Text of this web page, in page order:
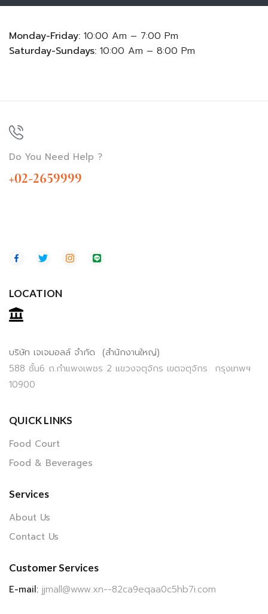
Monday-Friday: 10:00 Am – 7:00 Pm
Saturday-Sundays: 10:00 Am – 8:00 Pm
Do You Need Help ?
+02-2659999
LOCATION
บริษัท เจเจมอลล์ จำกัด (สำนักงานใหญ่)
588 ชั้น6 ถ.กำแพงเพชร 2 แขวงจตุจักร เขตจตุจักร กรุงเทพฯ
10900
QUICK LINKS
Food Court
Food & Beverages
Services
About Us
Contact Us
Customer Services
E-mail: jjmall@www.xn--82ca9eqaa0c5hb7i.com